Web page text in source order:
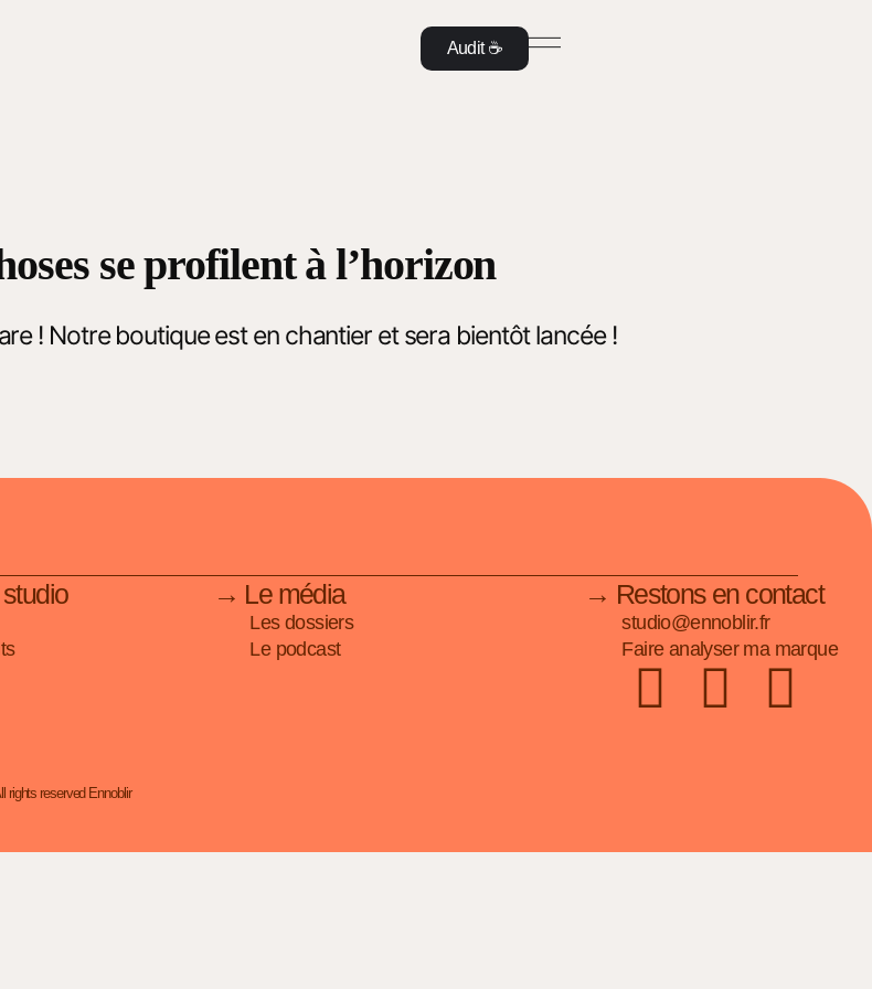
Audit ☕️
se profilent à l’horizon
! Notre boutique est en chantier et sera bientôt lancée !
→ Le média
Les dossiers
Le podcast
→ Restons en contact
studio@ennoblir.fr
Faire analyser ma marque
rights reserved Ennoblir